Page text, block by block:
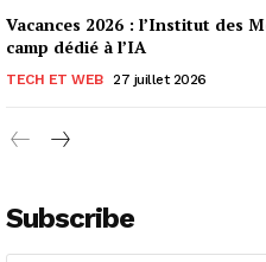
Vacances 2026 : l’Institut des
camp dédié à l’IA
TECH ET WEB 27 juillet 2026
Subscribe